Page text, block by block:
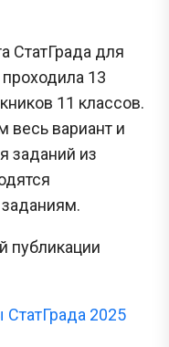
СтатГрада для
13
11 классов.
весь вариант и
заданий из
публикации
2025